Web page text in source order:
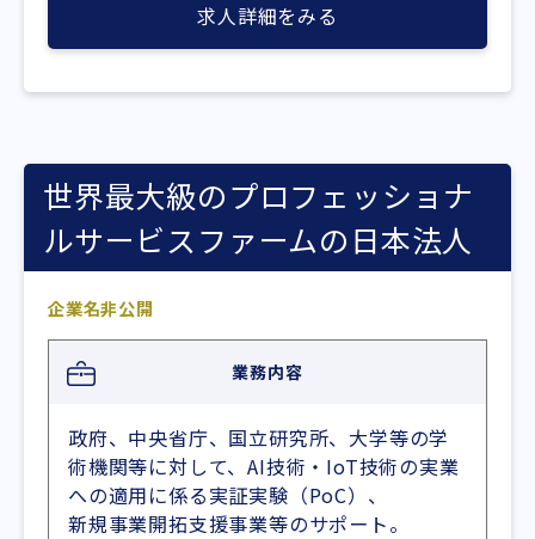
求人詳細をみる
世界最大級のプロフェッショナ
ルサービスファームの日本法人
企業名非公開
業務内容
政府、中央省庁、国立研究所、大学等の学
術機関等に対して、AI技術・IoT技術の実業
への適用に係る実証実験（PoC）、
新規事業開拓支援事業等のサポート。